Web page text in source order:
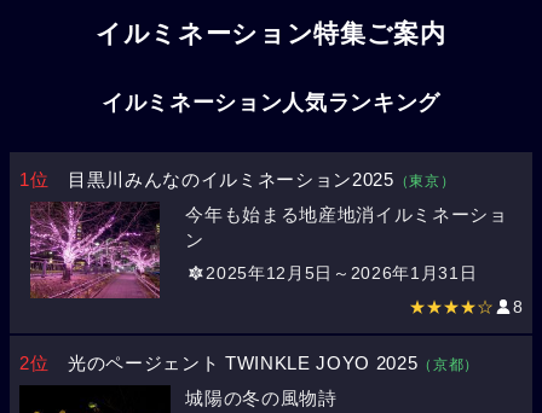
イルミネーション特集ご案内
イルミネーション人気ランキング
1位 目黒川みんなのイルミネーション2025 （東京）
今年も始まる地産地消イルミネーショ
ン
2025年12月5日～2026年1月31日
★★★★☆ 8
2位 光のページェント TWINKLE JOYO 2025 （京都）
城陽の冬の風物詩